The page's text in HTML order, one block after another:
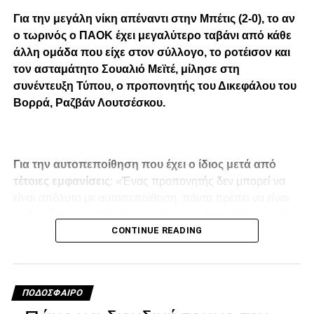
Για την μεγάλη νίκη απέναντι στην Μπέτις (2-0), το αν
ο τωρινός ο ΠΑΟΚ έχει μεγαλύτερο ταβάνι από κάθε
άλλη ομάδα που είχε στον σύλλογο, το ροτέισον και
τον ασταμάτητο Σουαλιό Μεϊτέ, μίλησε στη
συνέντευξη Τύπου, ο προπονητής του Δικεφάλου του
Βορρά, Ραζβάν Λουτσέσκου.
Για την αυτοπεποίθηση που έχει ο ίδιος μετά από
τέτοιες εμφανίσεις: «Ένας προπονητής δεν μπορεί να
στο επόμενο ματς. Μιλάω για τη νοοτροπία, την
τον τρόπο παιχνιδιού των αντιπάλων. Αλλά από την άλλη
αυτοπεποίθηση και να καταλαβαίνει πλήρως τις
CONTINUE READING
ΠΟΔΌΣΦΑΙΡΟ